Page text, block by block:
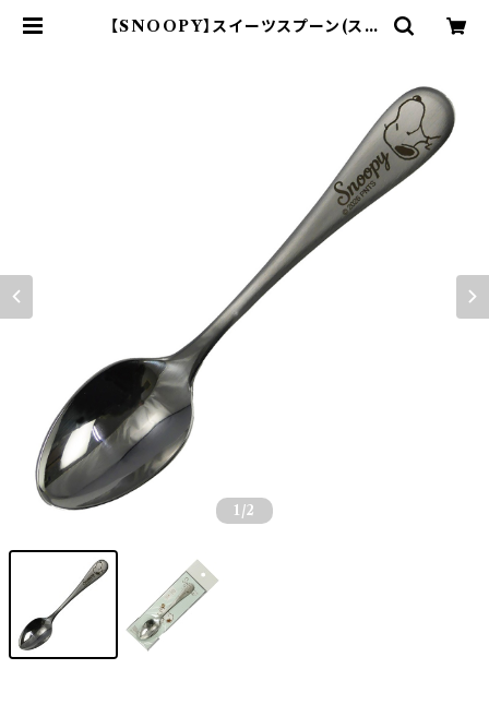
【SNOOPY】スイーツスプーン(スヌ
1 /2